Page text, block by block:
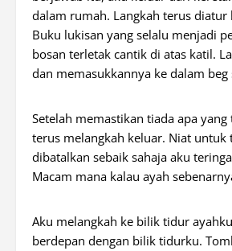
dalam rumah. Langkah terus
Buku lukisan yang selalu menjadi
bosan terletak cantik di atas katil.
dan memasukkannya ke dalam beg
Setelah memastikan tiada apa
terus melangkah keluar. Niat untuk
dibatalkan sebaik sahaja aku
Macam mana kalau ayah
Aku melangkah ke bilik tidur
berdepan dengan bilik tidurku.